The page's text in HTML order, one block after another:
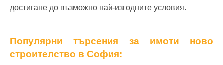
достигане до възможно най-изгодните условия.
Популярни търсения за имоти ново
строителство в София: